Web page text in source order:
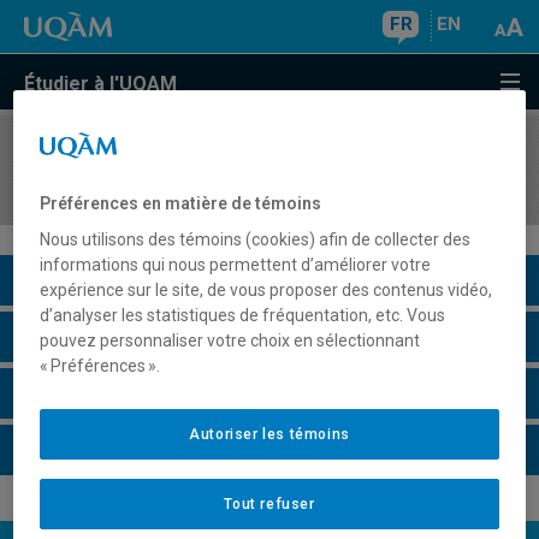
FR EN
Étudier à l'UQAM
COURS//
Description du cours
Horaire - Été 2026
Préférences en matière de témoins
Nous utilisons des témoins (cookies) afin de collecter des
informations qui nous permettent d’améliorer votre
expérience sur le site, de vous proposer des contenus vidéo,
d’analyser les statistiques de fréquentation, etc. Vous
pouvez personnaliser votre choix en sélectionnant
« Préférences ».
Tout refuser
Autoriser les témoins